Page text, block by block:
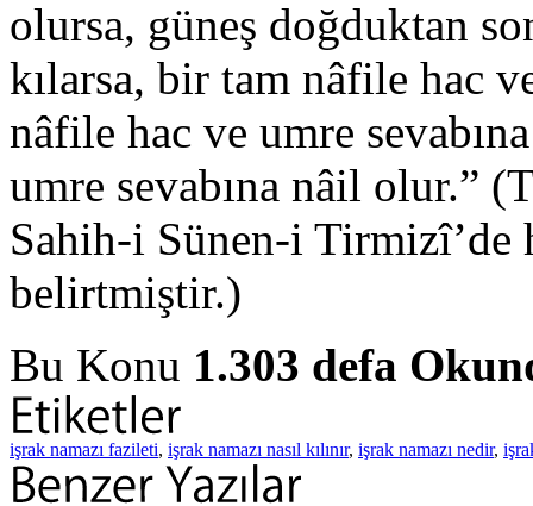
olursa, güneş doğduktan
kılarsa, bir tam nâfile hac
nâfile hac ve umre
umre sevabına nâil olur.”
Sahih-i Sünen-i Tirmizî’de
belirtmiştir.)
Bu Konu 1.303 defa
işrak namazı fazileti, işrak namazı nasıl kılınır, işrak namazı nedir,